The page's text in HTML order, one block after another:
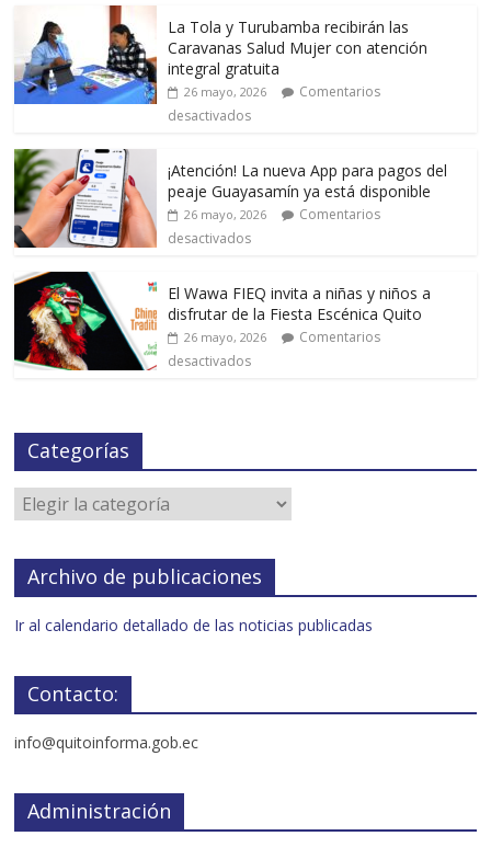
La Tola y Turubamba recibirán las
Caravanas Salud Mujer con atención
integral gratuita
26 mayo, 2026
Comentarios
desactivados
¡Atención! La nueva App para pagos del
peaje Guayasamín ya está disponible
26 mayo, 2026
Comentarios
desactivados
El Wawa FIEQ invita a niñas y niños a
disfrutar de la Fiesta Escénica Quito
26 mayo, 2026
Comentarios
desactivados
Categorías
Archivo de publicaciones
Ir al calendario detallado de las noticias publicadas
Contacto:
info@quitoinforma.gob.ec
Administración